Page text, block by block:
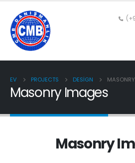
EV PROJECTS DESIGN
Masonry Images
Masonry